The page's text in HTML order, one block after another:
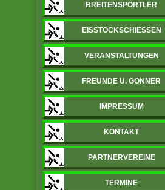
BREITENSPORTLER
EISSTOCKSCHIESSEN
VERANSTALTUNGEN
FREUNDE U. GÖNNER
IMPRESSUM
KONTAKT
PARTNERVEREINE
TERMINE